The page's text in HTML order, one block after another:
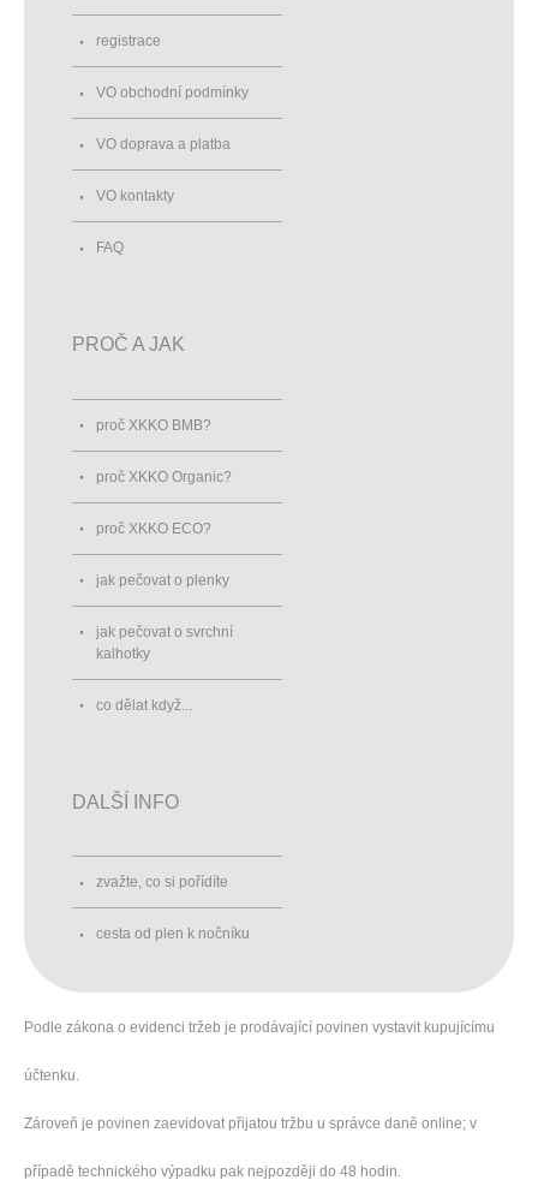
registrace
VO obchodní podmínky
VO doprava a platba
VO kontakty
FAQ
PROČ A JAK
proč XKKO BMB?
proč XKKO Organic?
proč XKKO ECO?
jak pečovat o plenky
jak pečovat o svrchní
kalhotky
co dělat když...
DALŠÍ INFO
zvažte, co si pořídíte
cesta od plen k nočníku
Podle zákona o evidenci tržeb je prodávající povinen vystavit kupujícímu
účtenku.
Zároveň je povinen zaevidovat přijatou tržbu u správce daně online; v
případě technického výpadku pak nejpozději do 48 hodin.